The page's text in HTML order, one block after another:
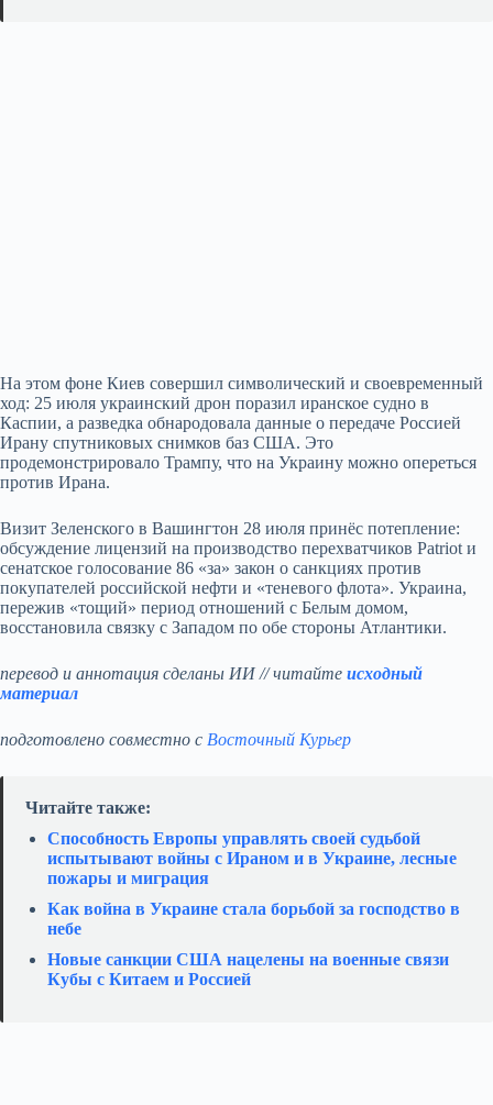
На этом фоне Киев совершил символический и своевременный
ход: 25 июля украинский дрон поразил иранское судно в
Каспии, а разведка обнародовала данные о передаче Россией
Ирану спутниковых снимков баз США. Это
продемонстрировало Трампу, что на Украину можно опереться
против Ирана.
Визит Зеленского в Вашингтон 28 июля принёс потепление:
обсуждение лицензий на производство перехватчиков Patriot и
сенатское голосование 86 «за» закон о санкциях против
покупателей российской нефти и «теневого флота». Украина,
пережив «тощий» период отношений с Белым домом,
восстановила связку с Западом по обе стороны Атлантики.
перевод и аннотация сделаны ИИ // читайте исходный
материал
подготовлено совместно с Восточный Курьер
Читайте также:
Способность Европы управлять своей судьбой
испытывают войны с Ираном и в Украине, лесные
пожары и миграция
Как война в Украине стала борьбой за господство в
небе
Новые санкции США нацелены на военные связи
Кубы с Китаем и Россией